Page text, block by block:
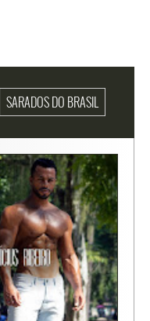
SARADOS DO BRASIL